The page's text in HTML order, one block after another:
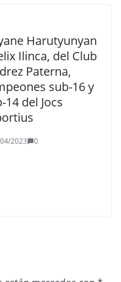
Harutyunyan
Ilinca, del Club
Paterna,
sub-16 y
14 del Jocs
2023 0